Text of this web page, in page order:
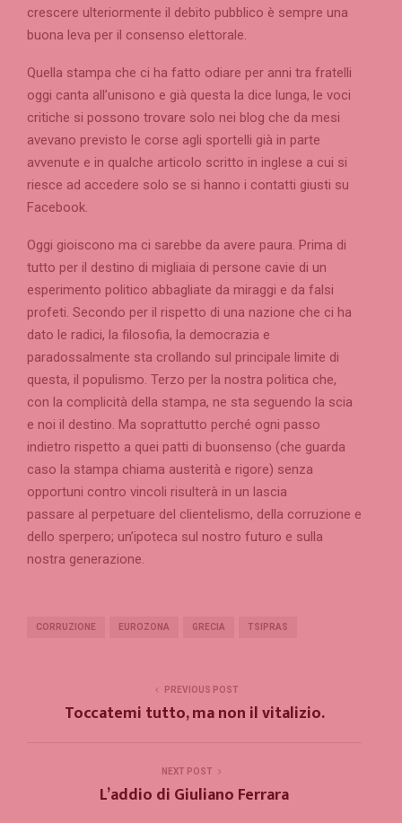
crescere ulteriormente il debito pubblico è sempre una
buona leva per il consenso elettorale.
Quella stampa che ci ha fatto odiare per anni tra fratelli
oggi canta all’unisono e già questa la dice lunga, le voci
critiche si possono trovare solo nei blog che da mesi
avevano previsto le corse agli sportelli già in parte
avvenute e in qualche articolo scritto in inglese a cui si
riesce ad accedere solo se si hanno i contatti giusti su
Facebook.
Oggi gioiscono ma ci sarebbe da avere paura. Prima di
tutto per il destino di migliaia di persone cavie di un
esperimento politico abbagliate da miraggi e da falsi
profeti. Secondo per il rispetto di una nazione che ci ha
dato le radici, la filosofia, la democrazia e
paradossalmente sta crollando sul principale limite di
questa, il populismo. Terzo per la nostra politica che,
con la complicità della stampa, ne sta seguendo la scia
e noi il destino. Ma soprattutto perché ogni passo
indietro rispetto a quei patti di buonsenso (che guarda
caso la stampa chiama austerità e rigore) senza
opportuni contro vincoli risulterà in un lascia
passare al perpetuare del clientelismo, della corruzione e
dello sperpero; un’ipoteca sul nostro futuro e sulla
nostra generazione.
CORRUZIONE EUROZONA GRECIA TSIPRAS
PREVIOUS POST
Toccatemi tutto, ma non il vitalizio.
NEXT POST
L’addio di Giuliano Ferrara